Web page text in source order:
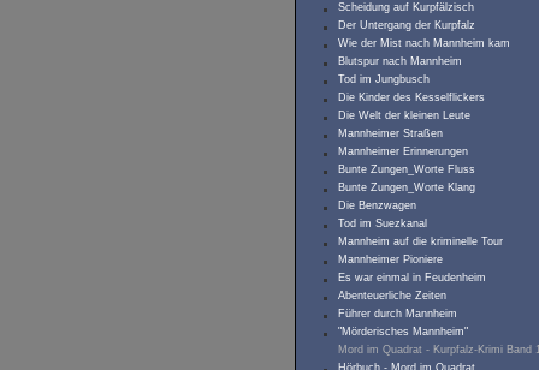
Scheidung auf Kurpfälzisch
Der Untergang der Kurpfalz
Wie der Mist nach Mannheim kam
Blutspur nach Mannheim
Tod im Jungbusch
Die Kinder des Kesselflickers
Die Welt der kleinen Leute
Mannheimer Straßen
Mannheimer Erinnerungen
Bunte Zungen_Worte Fluss
Bunte Zungen_Worte Klang
Die Benzwagen
Tod im Suezkanal
Mannheim auf die kriminelle Tour
Mannheimer Pioniere
Es war einmal in Feudenheim
Abenteuerliche Zeiten
Führer durch Mannheim
"Mörderisches Mannheim"
Mord im Quadrat - Kurpfalz-Krimi Band
Hörbuch - Mord im Quadrat